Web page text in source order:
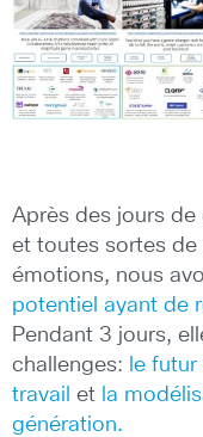
Après des jours
et toutes sortes de
émotions, nous
potentiel ayant de
Pendant 3 jours,
challenges: le
travail et la
génération.